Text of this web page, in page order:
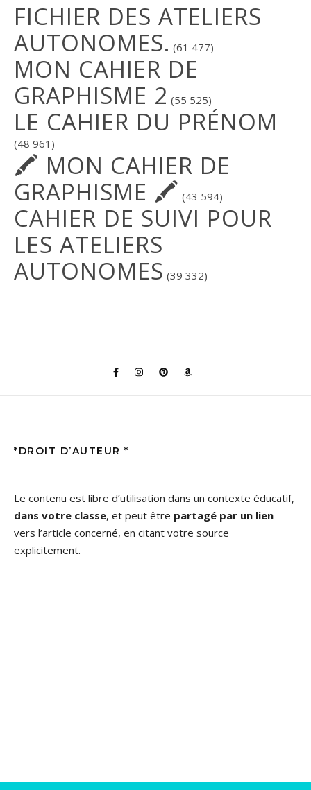
FICHIER DES ATELIERS
AUTONOMES. (61 477)
MON CAHIER DE
GRAPHISME 2 (55 525)
LE CAHIER DU PRÉNOM
(48 961)
🖍 MON CAHIER DE
GRAPHISME 🖍 (43 594)
CAHIER DE SUIVI POUR
LES ATELIERS
AUTONOMES (39 332)
*DROIT D’AUTEUR *
Le contenu est libre d’utilisation dans un contexte éducatif,
dans votre classe, et peut être partagé par un lien
vers l’article concerné, en citant votre source
explicitement.